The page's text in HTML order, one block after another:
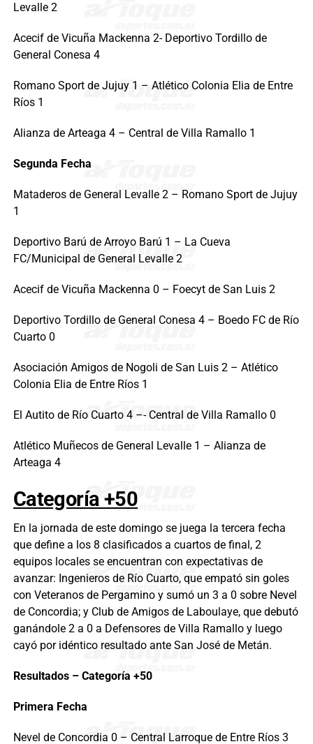
Levalle 2
Acecif de Vicuña Mackenna 2- Deportivo Tordillo de
General Conesa 4
Romano Sport de Jujuy 1 – Atlético Colonia Elia de Entre
Ríos 1
Alianza de Arteaga 4 – Central de Villa Ramallo 1
Segunda Fecha
Mataderos de General Levalle 2 – Romano Sport de Jujuy
1
Deportivo Barú de Arroyo Barú 1 – La Cueva
FC/Municipal de General Levalle 2
Acecif de Vicuña Mackenna 0 – Foecyt de San Luis 2
Deportivo Tordillo de General Conesa 4 – Boedo FC de Río
Cuarto 0
Asociación Amigos de Nogoli de San Luis 2 – Atlético
Colonia Elia de Entre Ríos 1
El Autito de Río Cuarto 4 –- Central de Villa Ramallo 0
Atlético Muñecos de General Levalle 1 – Alianza de
Arteaga 4
Categoría +50
En la jornada de este domingo se juega la tercera fecha
que define a los 8 clasificados a cuartos de final, 2
equipos locales se encuentran con expectativas de
avanzar: Ingenieros de Río Cuarto, que empató sin goles
con Veteranos de Pergamino y sumó un 3 a 0 sobre Nevel
de Concordia; y Club de Amigos de Laboulaye, que debutó
ganándole 2 a 0 a Defensores de Villa Ramallo y luego
cayó por idéntico resultado ante San José de Metán.
Resultados – Categoría +50
Primera Fecha
Nevel de Concordia 0 – Central Larroque de Entre Ríos 3